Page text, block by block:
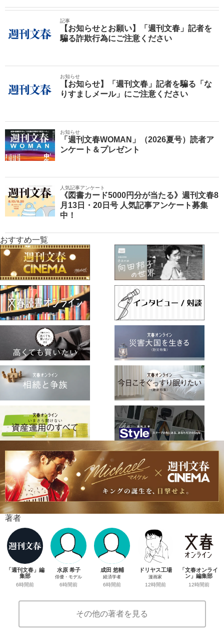
記事
【お知らせとお願い】「週刊文春」記者を
騙る詐欺行為にご注意ください
お知らせ
【お知らせ】「週刊文春」記者を騙る「な
りすましメール」にご注意ください
お知らせ
「週刊文春WOMAN」（2026夏号）読者ア
ンケート＆プレゼント
人気記事アンケート
《図書カード5000円分が当たる》週刊文春8
月13日・20日号 人気記事アンケート募集
中！
おすすめ一覧
著者
「週刊文春」編
集部
6時間前
水原 希子
俳優・モデル
6時間前
成田 悠輔
経済学者
6時間前
ドリヤス工場
漫画家
12時間前
「文春オンライ
ン」編集部
12時間前
その他の著者を見る